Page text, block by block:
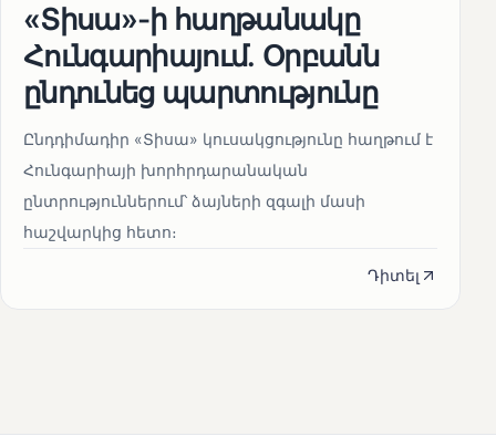
«Տիսա»-ի հաղթանակը
Հունգարիայում․ Օրբանն
ընդունեց պարտությունը
Ընդդիմադիր «Տիսա» կուսակցությունը հաղթում է
Հունգարիայի խորհրդարանական
ընտրություններում՝ ձայների զգալի մասի
հաշվարկից հետո։
Դիտել